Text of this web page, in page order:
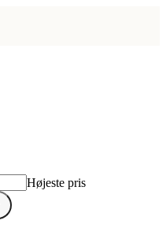
Højeste pris